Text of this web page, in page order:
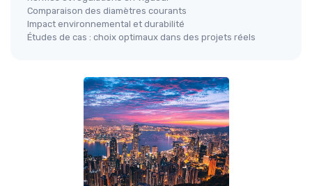
Comparaison des diamètres courants
Impact environnemental et durabilité
Études de cas : choix optimaux dans des projets réels